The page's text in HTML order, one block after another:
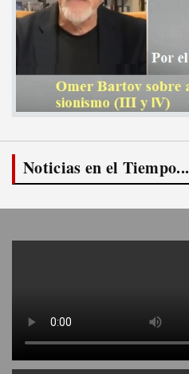
Noticias en el Tiempo...